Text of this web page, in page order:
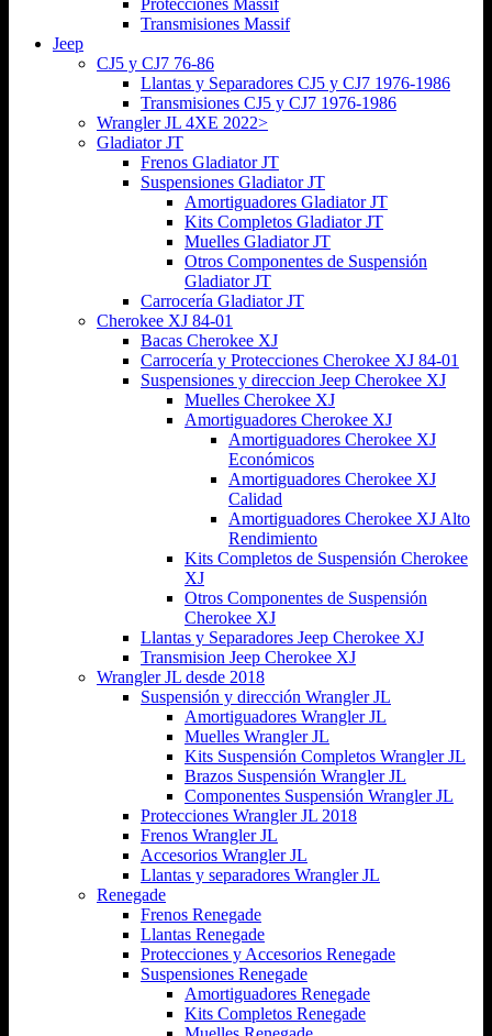
Protecciones Massif
Transmisiones Massif
Jeep
CJ5 y CJ7 76-86
Llantas y Separadores CJ5 y CJ7 1976-1986
Transmisiones CJ5 y CJ7 1976-1986
Wrangler JL 4XE 2022>
Gladiator JT
Frenos Gladiator JT
Suspensiones Gladiator JT
Amortiguadores Gladiator JT
Kits Completos Gladiator JT
Muelles Gladiator JT
Otros Componentes de Suspensión
Gladiator JT
Carrocería Gladiator JT
Cherokee XJ 84-01
Bacas Cherokee XJ
Carrocería y Protecciones Cherokee XJ 84-01
Suspensiones y direccion Jeep Cherokee XJ
Muelles Cherokee XJ
Amortiguadores Cherokee XJ
Amortiguadores Cherokee XJ
Económicos
Amortiguadores Cherokee XJ
Calidad
Amortiguadores Cherokee XJ Alto
Rendimiento
Kits Completos de Suspensión Cherokee
XJ
Otros Componentes de Suspensión
Cherokee XJ
Llantas y Separadores Jeep Cherokee XJ
Transmision Jeep Cherokee XJ
Wrangler JL desde 2018
Suspensión y dirección Wrangler JL
Amortiguadores Wrangler JL
Muelles Wrangler JL
Kits Suspensión Completos Wrangler JL
Brazos Suspensión Wrangler JL
Componentes Suspensión Wrangler JL
Protecciones Wrangler JL 2018
Frenos Wrangler JL
Accesorios Wrangler JL
Llantas y separadores Wrangler JL
Renegade
Frenos Renegade
Llantas Renegade
Protecciones y Accesorios Renegade
Suspensiones Renegade
Amortiguadores Renegade
Kits Completos Renegade